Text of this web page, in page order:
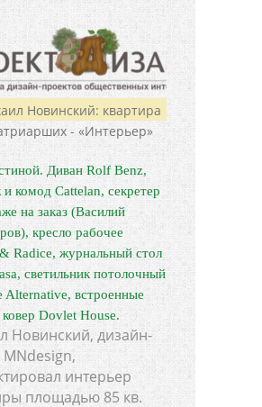
Диван Rolf Benz,
и комод Cattelan, секретер
на заказ (Василий
кресло рабочее
Radice, журнальный стол
светильник потолочный
Alternative, встроенные
Dovlet House.
Новинский, дизайн-
MNdesign,
интерьер
площадью 85 кв.